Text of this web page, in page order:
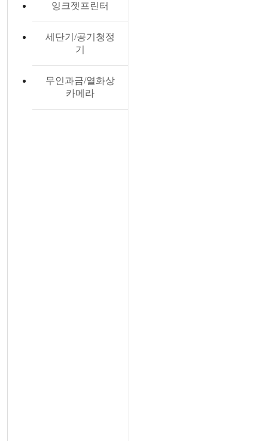
잉크젯프린터
세단기/공기청정
기
무인과금/열화상
카메라